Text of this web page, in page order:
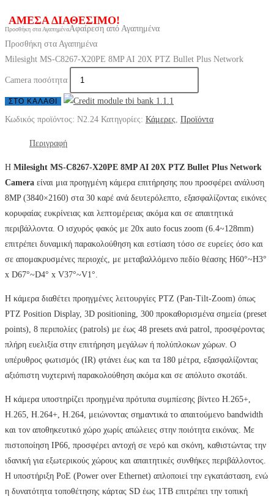
ΑΜΕΣΑ ΔΙΑΘΕΣΙΜΟ!
Προσθήκη στα ΑγαπημέναΑφαίρεση από Αγαπημένα
Προσθήκη στα Αγαπημένα
Milesight MS-C8267-X20PE 8MP AI 20X PTZ Bullet Plus Network
Camera ποσότητα
ΣΤΟ ΚΑΛΆΘΙ
Κωδικός προϊόντος: N2.24 Κατηγορίες: Κάμερες Προϊόντα
Περιγραφή
Η Milesight MS-C8267-X20PE 8MP AI 20X PTZ Bullet Plus Network
Camera είναι μια προηγμένη κάμερα επιτήρησης που προσφέρει ανάλυση
8MP (3840×2160) στα 30 καρέ ανά δευτερόλεπτο, εξασφαλίζοντας εικόνες
κορυφαίας ευκρίνειας και λεπτομέρειας ακόμα και σε απαιτητικά
περιβάλλοντα. Ο ισχυρός φακός με 20x auto focus zoom (6.4~128mm)
επιτρέπει δυναμική παρακολούθηση και εστίαση τόσο σε ευρείες όσο και
σε απομακρυσμένες περιοχές, με μεταβαλλόμενο πεδίο θέασης H60°~H3°
x D67°~D4° x V37°~V1°.
Η κάμερα διαθέτει προηγμένες λειτουργίες PTZ (Pan-Tilt-Zoom) όπως
PTZ Position Display, 3D positioning, 300 προκαθορισμένα σημεία (preset
points), 8 περιπολίες (patrols) με έως 48 presets ανά patrol, προσφέροντας
πλήρη ευελιξία στην επιτήρηση μεγάλων ή πολύπλοκων χώρων. Ο
υπέρυθρος φωτισμός (IR) φτάνει έως και τα 180 μέτρα, εξασφαλίζοντας
αξιόπιστη νυχτερινή παρακολούθηση ακόμα και σε απόλυτο σκοτάδι.
Η κάμερα υποστηρίζει προηγμένα πρότυπα συμπίεσης βίντεο H.265+,
H.265, H.264+, H.264, μειώνοντας σημαντικά το απαιτούμενο bandwidth
και τον αποθηκευτικό χώρο χωρίς απώλειες στην ποιότητα εικόνας. Με
πιστοποίηση IP66, προσφέρει αντοχή σε νερό και σκόνη, καθιστώντας την
ιδανική για εξωτερικούς χώρους και απαιτητικές συνθήκες περιβάλλοντος.
Η υποστήριξη PoE (Power over Ethernet) απλοποιεί την εγκατάσταση, ενώ
η δυνατότητα τοποθέτησης κάρτας SD έως 1TB επιτρέπει την τοπική